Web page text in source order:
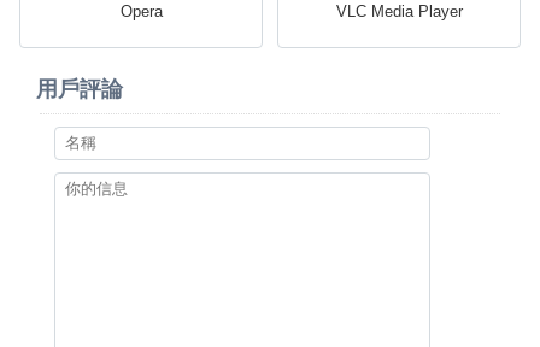
Opera VLC Media Player
用戶評論